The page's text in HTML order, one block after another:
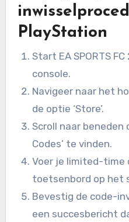
PlayStation
Start EA SPORTS
console.
Navigeer naar het
de optie ‘Store’.
Scroll naar beneden
Codes’ te vinden.
Voer je limited-time
toetsenbord op het
Bevestig de code-
een succesbericht